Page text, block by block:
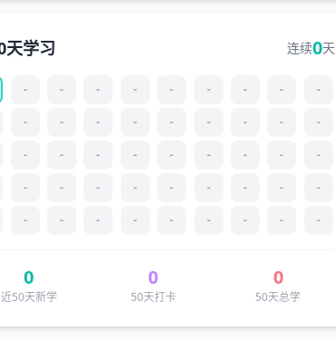
天学习 连续0天
- - - - - - - - -
- - - - - - - - -
- - - - - - - - -
- - - - - - - - -
- - - - - - - - -
0
近50天新学
0
50天打卡
0
50天总学